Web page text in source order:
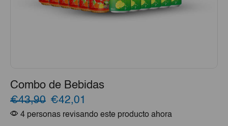
Combo de Bebidas
€43,90 El
precio
€42,01
precio
4 personas revisando este producto ahora